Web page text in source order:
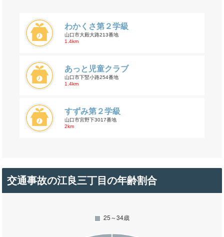
わかくさ第２学級
山口市大殿大路213番地
1.4km
あっと児童クラブ
山口市下竪小路254番地
1.4km
すずみ第２学級
山口市宮野下3017番地
2km
交通事故の江良三丁目の年齢割合